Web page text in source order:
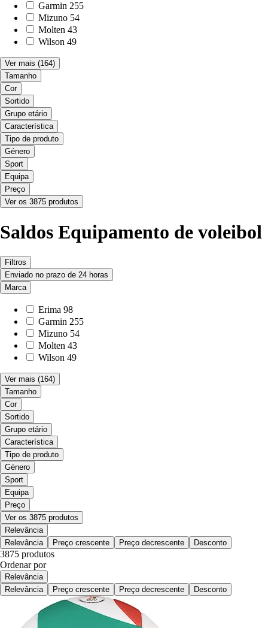
Garmin 255
Mizuno 54
Molten 43
Wilson 49
Ver mais (164)
Tamanho
Cor
Sortido
Grupo etário
Característica
Tipo de produto
Género
Sport
Equipa
Preço
Ver os 3875 produtos
Saldos Equipamento de voleibol
Filtros
Enviado no prazo de 24 horas
Marca
Erima 98
Garmin 255
Mizuno 54
Molten 43
Wilson 49
Ver mais (164)
Tamanho
Cor
Sortido
Grupo etário
Característica
Tipo de produto
Género
Sport
Equipa
Preço
Ver os 3875 produtos
Relevância
Relevância
Preço crescente Preço decrescente Desconto
3875 produtos
Ordenar por
Relevância
Relevância
Preço crescente Preço decrescente Desconto